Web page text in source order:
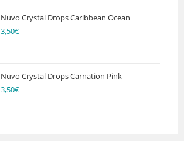
Nuvo Crystal Drops Caribbean Ocean
3,50€
Nuvo Crystal Drops Carnation Pink
3,50€